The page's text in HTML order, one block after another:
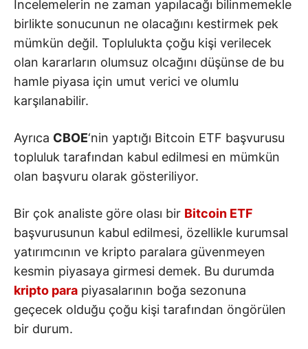
İncelemelerin ne zaman yapılacağı bilinmemekle
birlikte sonucunun ne olacağını kestirmek pek
mümkün değil. Toplulukta çoğu kişi verilecek
olan kararların olumsuz olcağını düşünse de bu
hamle piyasa için umut verici ve olumlu
karşılanabilir.
Ayrıca CBOE‘nin yaptığı Bitcoin ETF başvurusu
topluluk tarafından kabul edilmesi en mümkün
olan başvuru olarak gösteriliyor.
Bir çok analiste göre olası bir Bitcoin ETF
başvurusunun kabul edilmesi, özellikle kurumsal
yatırımcının ve kripto paralara güvenmeyen
kesmin piyasaya girmesi demek. Bu durumda
kripto para piyasalarının boğa sezonuna
geçecek olduğu çoğu kişi tarafından öngörülen
bir durum.